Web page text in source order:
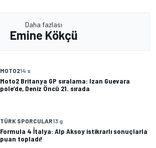
Daha fazlası
Emine Kökçü
MOTO214 s
Moto2 Britanya GP sıralama: Izan Guevara
pole’de, Deniz Öncü 21. sırada
TÜRK SPORCULAR13 g
Formula 4 İtalya: Alp Aksoy istikrarlı sonuçlarla
puan topladı!